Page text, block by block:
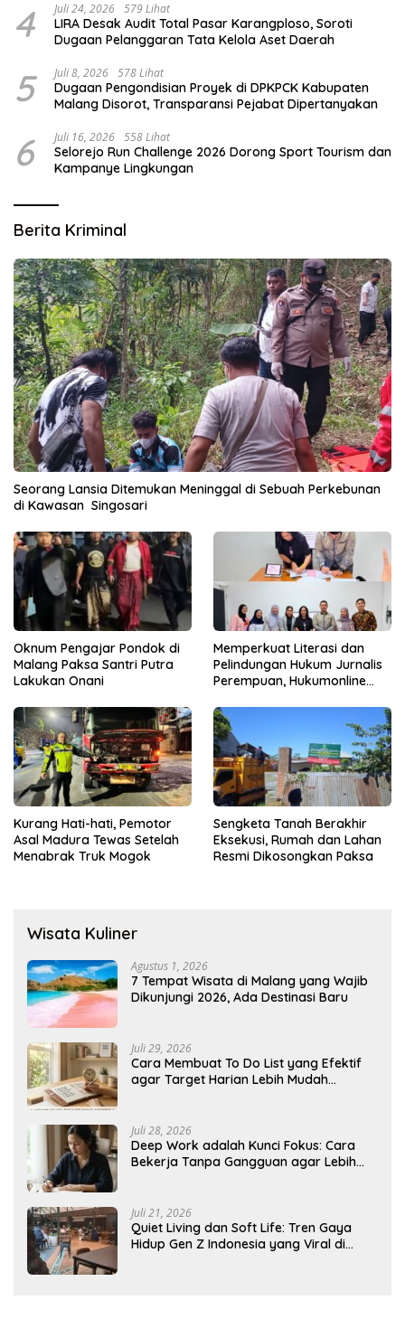
4 Juli 24, 2026 579 Lihat
LIRA Desak Audit Total Pasar Karangploso, Soroti
Dugaan Pelanggaran Tata Kelola Aset Daerah
5 Juli 8, 2026 578 Lihat
Dugaan Pengondisian Proyek di DPKPCK Kabupaten
Malang Disorot, Transparansi Pejabat Dipertanyakan
6 Juli 16, 2026 558 Lihat
Selorejo Run Challenge 2026 Dorong Sport Tourism dan
Kampanye Lingkungan
Berita Kriminal
Seorang Lansia Ditemukan Meninggal di Sebuah Perkebunan
di Kawasan Singosari
Oknum Pengajar Pondok di
Malang Paksa Santri Putra
Lakukan Onani
Memperkuat Literasi dan
Pelindungan Hukum Jurnalis
Perempuan, Hukumonline
Gratis
Kurang Hati-hati, Pemotor
Asal Madura Tewas Setelah
Menabrak Truk Mogok
Sengketa Tanah Berakhir
Eksekusi, Rumah dan Lahan
Resmi Dikosongkan Paksa
Wisata Kuliner
Agustus 1, 2026
7 Tempat Wisata di Malang yang Wajib
Dikunjungi 2026, Ada Destinasi Baru
Juli 29, 2026
Cara Membuat To Do List yang Efektif
agar Target Harian Lebih Mudah
Juli 28, 2026
Deep Work adalah Kunci Fokus: Cara
Bekerja Tanpa Gangguan agar Lebih
Juli 21, 2026
Quiet Living dan Soft Life: Tren Gaya
Hidup Gen Z Indonesia yang Viral di